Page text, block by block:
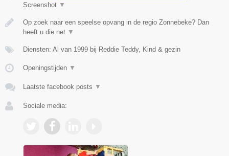
Screenshot ▼
Op zoek naar een speelse opvang in de regio Zonnebeke? Dan
heeft u die net ▼
Diensten: Al van 1999 bij Reddie Teddy, Kind & gezin
Openingstijden ▼
Laatste facebook posts ▼
Sociale media: